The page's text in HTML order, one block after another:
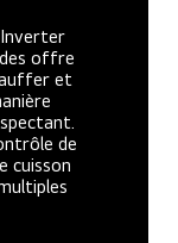
offre
et
de
cuisson